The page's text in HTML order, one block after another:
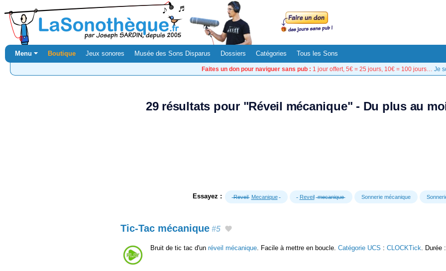
Menu ⏷ Boutique Jeux sonores Musée des Sons Disparus Dossiers Catégories Tous les Sons
Faites un don pour naviguer sans pub : 1 jour offert, 5€ = 25 jours, 10€ = 100 jours… Je
29 résultats pour "Réveil mécanique" - Du plus au
Essayez : Reveil Mecanique Reveil mecanique Sonnerie mécanique
Tic-Tac mécanique #5
Bruit de tic tac d'un réveil mécanique . Facile à mettre en boucle. Catégorie UCS : CLOCKTick . Durée